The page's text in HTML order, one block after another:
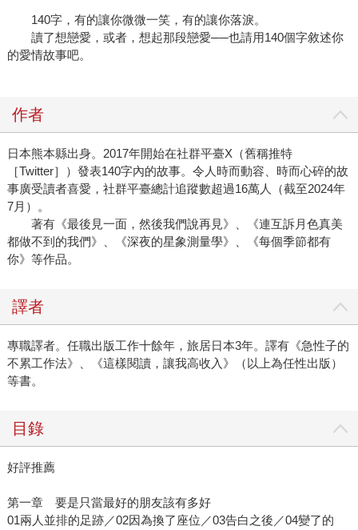
140字，有的讓你微微一笑，有的讓你落淚。
讀了想戀愛，或者，想起那段戀愛──也請用140個字敘述你
的愛情故事吧。
作者
日本熊本縣出身。2017年開始在社群平臺X（舊稱推特
［Twitter］）發表140字內的故事。令人時而動容、時而心碎的故
事廣受讀者喜愛，社群平臺總計追蹤數超過16萬人（截至2024年
7月）。
著有《最後見一面，然後我們說再見》、《連互訴月色真美
都做不到的我們》、《深夜的星象測量學》、《每個季節都有
你》等作品。
譯者
專職譯者。任職出版工作十餘年，旅居日本3年。譯有《急性子的
不累工作法》、《這樣閱讀，讓我高收入》（以上為任性出版）
等書。
目錄
好評推薦
第一章 要是只當最好的朋友該有多好
01兩人並排的足跡／02因為換了座位／03告白之後／04變了的